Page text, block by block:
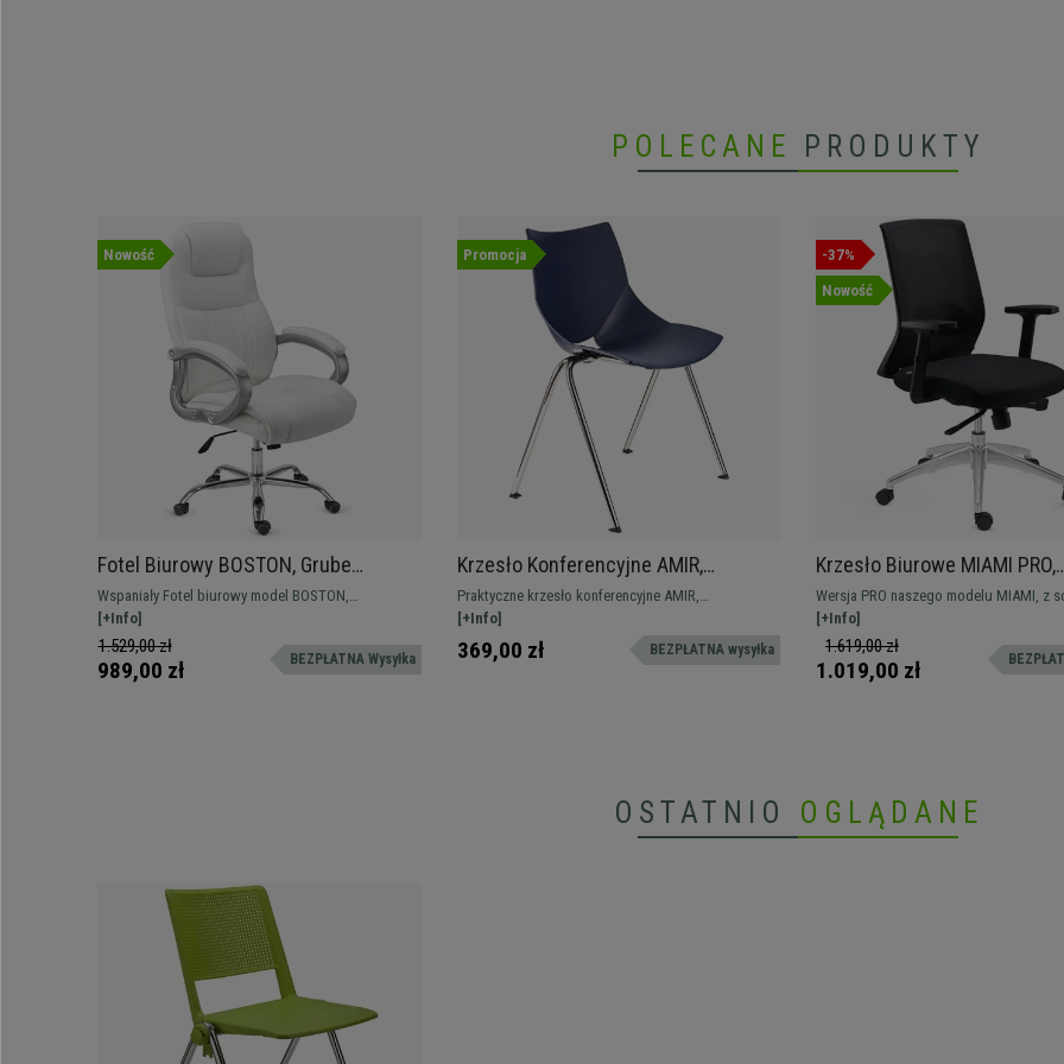
POLECANE PRODUKTY
Nowość
Fotel Biurowy BOSTON, Grube
wypełnienie, wzmocniony do 150 kg!!,
Stalowy Stelaż, Biały
Wspaniały Fotel biurowy model BOSTON,
wzmocniony do 150 kg!. Ten model robi wrażenie od
pierwszej chwili. Na stalowym stelażu i
tapicerowany ekoskórą. Wyróżnia go grube
wypełnienie, obszerne wymiary i oparcie.
[+Info]
1.529,00 zł
989,00 zł BEZPŁATNA Wysyłka
Promocja
Krzesło Konferencyjne AMIR,
Wygodne i Praktyczne, Sztaplowane,
Kolor Niebieski
Praktyczne krzesło konferencyjne AMIR,
spektakularny design, który nada nowoczesny
charakter poczekalni lub sali konferencyjnej.
Dostępne w różnych kolorach.
[+Info]
369,00 zł BEZPŁATNA wysyłka
-37%
Nowość
Krzesło Biurowe MIAMI PRO,
Mechanizm Synchro,
Podstawa, Podparcie
Czarne
Wersja PRO naszego modelu MIAMI, z
elegancką metalową podstawą oraz
synchronicznym z blokadą pozycji.
wygodniejsza i solidna!
[+Info]
1.619,00 zł
1.019,00 zł
OSTATNIO OGLĄDANE